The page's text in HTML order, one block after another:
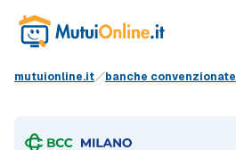
mutuionline.it banche convenzionate